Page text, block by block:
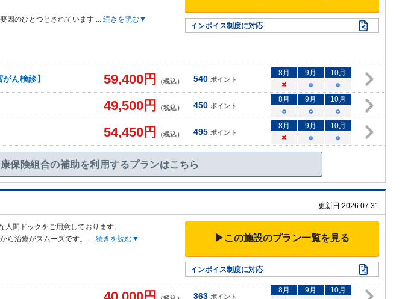
因のひとつとされています ... 続きを読む▼
インボイス制度に対応
ん検診】 59,400円 （税込） 540 ポイント
8月 9月 10月
×
○ ○
49,500円 （税込） 450 ポイント
8月 9月 10月
○
○ ○
54,450円 （税込） 495 ポイント
8月 9月 10月
×
○ ○
保険組合の補助を利用するプランはこちら
更新日:2026.07.31
間ドックをご用意しております。
ら治療がスムーズです。 ... 続きを読む▼
▶この施設のプラン一覧を見る
インボイス制度に対応
363 ポイント
8月 9月 10月